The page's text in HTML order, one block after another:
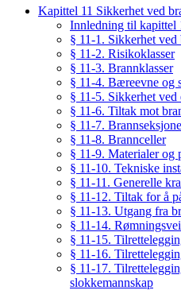
Kapittel 11 Sikkerhet ved
Innledning til kapittel
§ 11-1. Sikkerhet ved
§ 11-2. Risikoklasser
§ 11-3. Brannklasser
§ 11-4. Bæreevne og
§ 11-5. Sikkerhet ved
§ 11-6. Tiltak mot
§ 11-7.
§ 11-8. Brannceller
§ 11-9. Materialer og
§ 11-10. Tekniske
§ 11-11. Generelle
§ 11-12. Tiltak for å
§ 11-13. Utgang fra
§ 11-14. Rømningsvei
§ 11-15.
§ 11-16.
§ 11-17.
slokkemannskap